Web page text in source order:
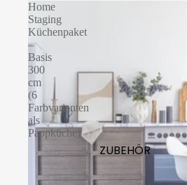
ZUBEHÖR
Home
Staging
Küchenpaket
–
Basis
300
cm
(6
Farbvarianten
als
Pappküche)